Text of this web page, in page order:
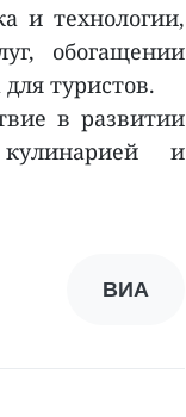
и технологии,
обогащении
туристов.
в развитии
и
ВИА